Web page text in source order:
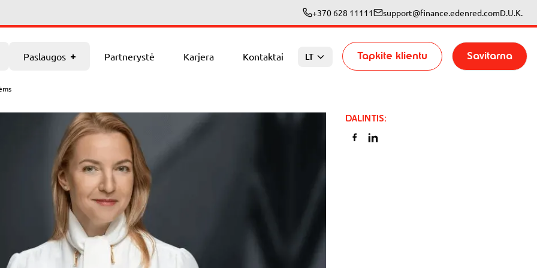
+370 628 11111 support@finance.edenred.comD.U.K.
Paslaugos Partnerystė Karjera Kontaktai LT Tapkite klientu Savitarna
DALINTIS: